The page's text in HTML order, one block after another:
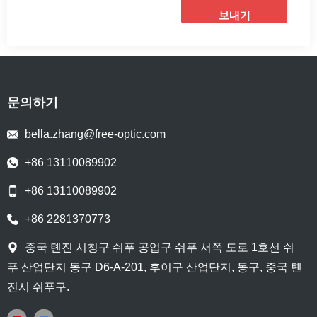
보내기
문의하기
bella.zhang@free-optic.com
+86 13110089902
+86 13110089902
+86 2281370773
중국 톈진 시칭구 쉬푸 공업구 쉬푸 서쪽 도로 1호선 쉬
푸 산업단지 동구 D6-A-201, 후이구 산업단지, 동구, 중국 톈
진시 쉬푸구.